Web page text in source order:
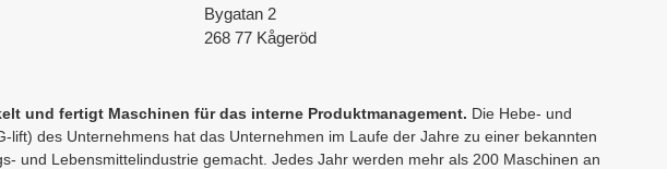
Bygatan 2
268 77 Kågeröd
und fertigt Maschinen für das interne Produktmanagement. Die Hebe- und
lift) des Unternehmens hat das Unternehmen im Laufe der Jahre zu einer bekannten
und Lebensmittelindustrie gemacht. Jedes Jahr werden mehr als 200 Maschinen an